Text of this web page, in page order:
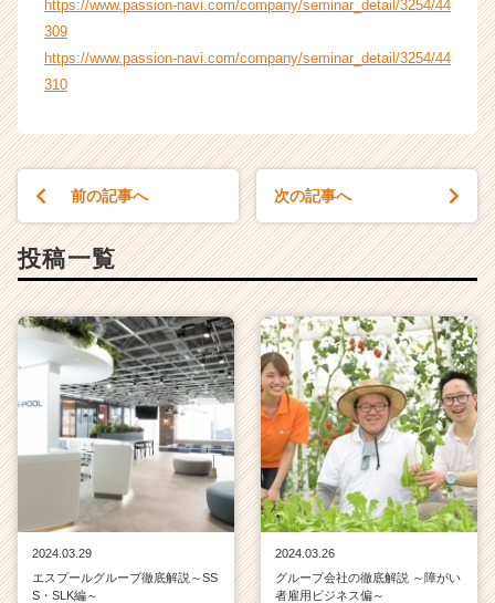
a
e
r）
https://www.passion-navi.com/company/seminar_detail/3254/44
309
https://www.passion-navi.com/company/seminar_detail/3254/44
310
前の記事へ 次の記事へ
投稿一覧
2024.03.29
エスプールグループ徹底解説～SS
S・SLK編～
2024.03.26
グループ会社の徹底解説 ～障がい
者雇用ビジネス偏～